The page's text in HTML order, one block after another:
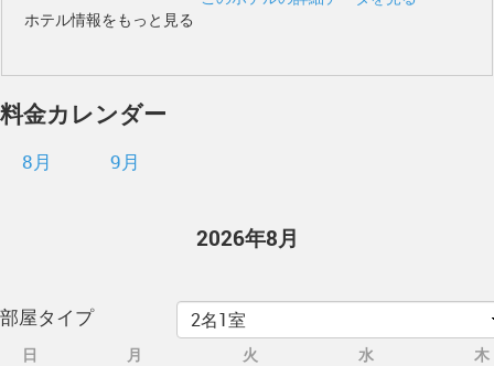
ホテル情報をもっと見る
料金カレンダー
8月 9月
2026年8月
部屋タイプ
日 月 火 水 木